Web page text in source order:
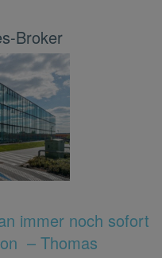
Broker
immer noch sofort
– Thomas